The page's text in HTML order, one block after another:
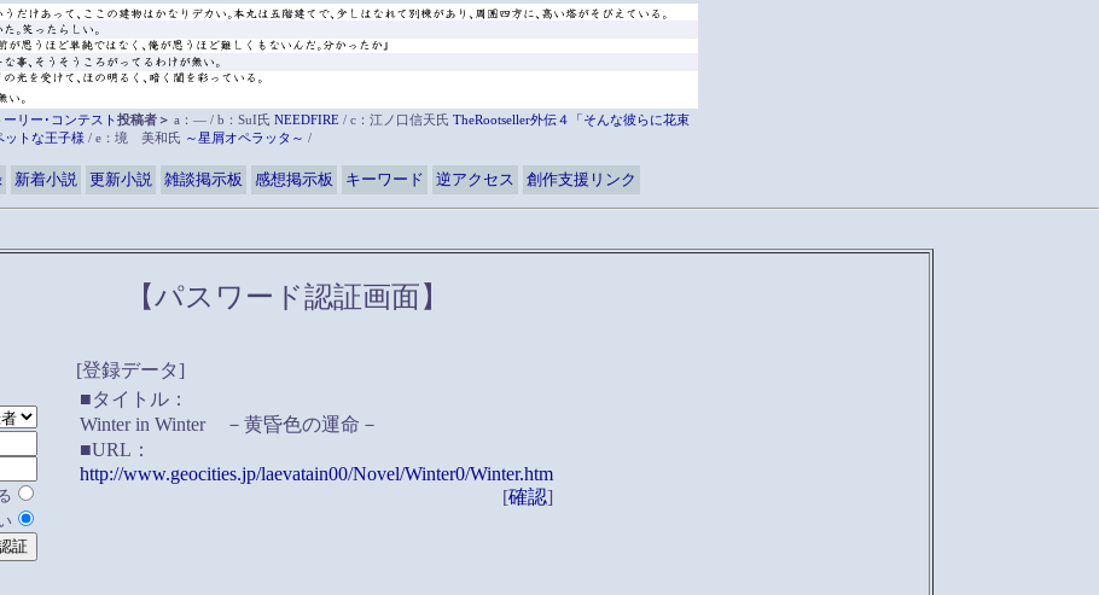
リー･コンテスト投稿者＞ a：― / b：SuI氏 NEEDFIRE / c：江ノ口信天氏 TheRootseller外伝４「そんな彼らに花束
ットな王子様 / e：境 美和氏 ～星屑オペラッタ～ /
新着小説 更新小説 雑談掲示板 感想掲示板 キーワード 逆アクセス 創作支援リンク
【パスワード認証画面】
[登録データ]
■タイトル：
Winter in Winter －黄昏色の運命－
■URL：
http://www.geocities.jp/laevatain00/Novel/Winter0/Winter.htm
[確認]